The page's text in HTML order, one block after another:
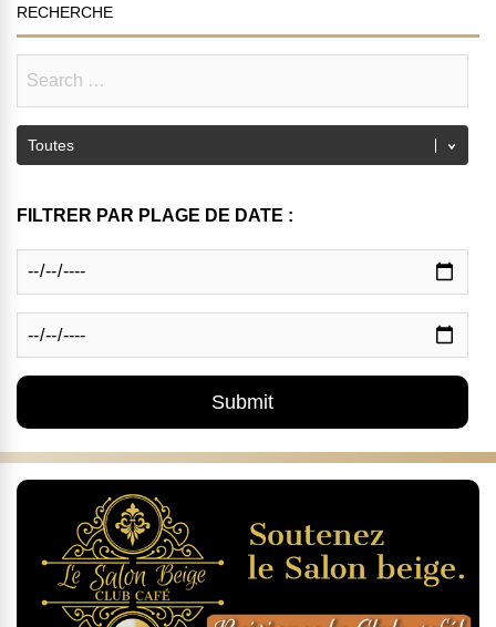
RECHERCHE
FILTRER PAR PLAGE DE DATE :